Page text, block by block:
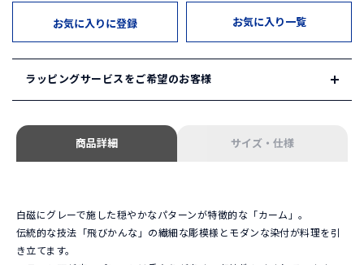
お気に入りに登録 お気に入り一覧
ラッピングサービスをご希望のお客様
1. ギフトセレクション
HAKUSAN SHOPが自信を持ってセレクトしたギフトセットを
2. オリジナルギフト
ご希望の組み合わせでオリジナルギフトをお選びいただけま
商品詳細 サイズ・仕様
白磁にグレーで施した穏やかなパターンが特徴的な「カーム」。
伝統的な技法「飛びかんな」の繊細な彫模様とモダンな染付が料理を引
き立てます。